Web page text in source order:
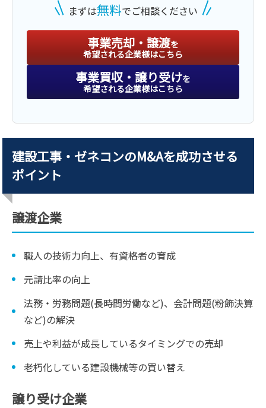
まずは無料でご相談ください
事業売却・譲渡を
希望される企業様はこちら
事業買収・譲り受けを
希望される企業様はこちら
建設工事・ゼネコンのM&Aを成功させる
ポイント
譲渡企業
職人の技術力向上、有資格者の育成
元請比率の向上
法務・労務問題(長時間労働など)、会計問題(粉飾決算
など)の解決
売上や利益が成長しているタイミングでの売却
老朽化している建設機械等の買い替え
譲り受け企業